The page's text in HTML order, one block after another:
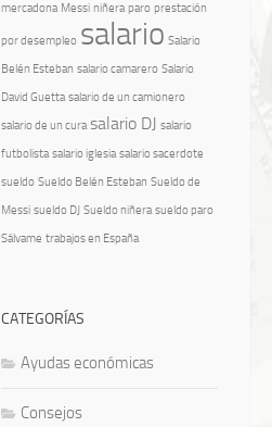
mercadona Messi niñera paro prestación
por desempleo salario Salario
Belén Esteban salario camarero Salario
David Guetta salario de un camionero
salario de un cura salario DJ salario
futbolista salario iglesia salario sacerdote
sueldo Sueldo Belén Esteban Sueldo de
Messi sueldo DJ Sueldo niñera sueldo paro
Sálvame trabajos en España
CATEGORÍAS
Ayudas económicas
Consejos